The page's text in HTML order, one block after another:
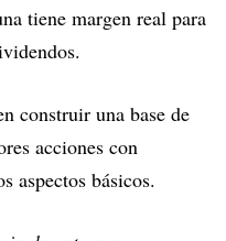
tiene margen real para
construir una base de
acciones con
aspectos básicos.